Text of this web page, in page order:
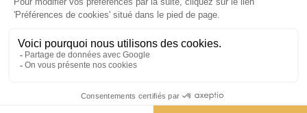
Artistes Époques Thématiques